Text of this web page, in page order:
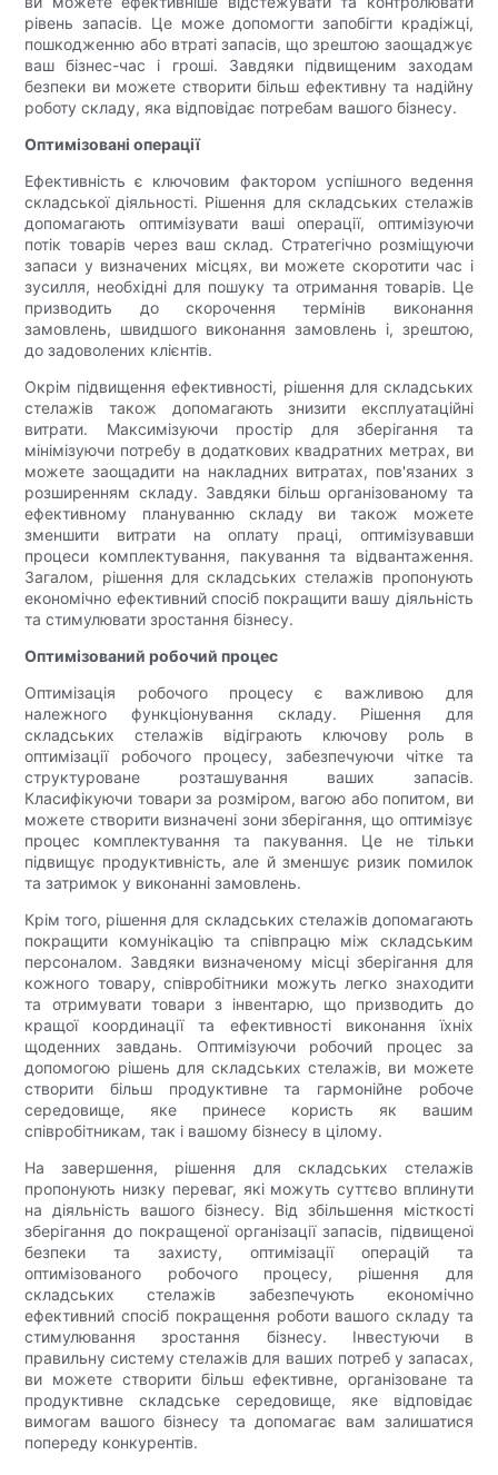
рівень запасів. Це може допомогти запобігти крадіжці,
пошкодженню або втраті запасів, що зрештою заощаджує
ваш бізнес-час і гроші. Завдяки підвищеним заходам
безпеки ви можете створити більш ефективну та надійну
роботу складу, яка відповідає потребам вашого бізнесу.
Оптимізовані операції
Ефективність є ключовим фактором успішного ведення
складської діяльності. Рішення для складських стелажів
допомагають оптимізувати ваші операції, оптимізуючи
потік товарів через ваш склад. Стратегічно розміщуючи
запаси у визначених місцях, ви можете скоротити час і
зусилля, необхідні для пошуку та отримання товарів. Це
призводить до скорочення термінів виконання
замовлень, швидшого виконання замовлень і, зрештою,
до задоволених клієнтів.
Окрім підвищення ефективності, рішення для складських
стелажів також допомагають знизити експлуатаційні
витрати. Максимізуючи простір для зберігання та
мінімізуючи потребу в додаткових квадратних метрах, ви
можете заощадити на накладних витратах, пов'язаних з
розширенням складу. Завдяки більш організованому та
ефективному плануванню складу ви також можете
зменшити витрати на оплату праці, оптимізувавши
процеси комплектування, пакування та відвантаження.
Загалом, рішення для складських стелажів пропонують
економічно ефективний спосіб покращити вашу діяльність
та стимулювати зростання бізнесу.
Оптимізований робочий процес
Оптимізація робочого процесу є важливою для
належного функціонування складу. Рішення для
складських стелажів відіграють ключову роль в
оптимізації робочого процесу, забезпечуючи чітке та
структуроване розташування ваших запасів.
Класифікуючи товари за розміром, вагою або попитом, ви
можете створити визначені зони зберігання, що оптимізує
процес комплектування та пакування. Це не тільки
підвищує продуктивність, але й зменшує ризик помилок
та затримок у виконанні замовлень.
Крім того, рішення для складських стелажів допомагають
покращити комунікацію та співпрацю між складським
персоналом. Завдяки визначеному місці зберігання для
кожного товару, співробітники можуть легко знаходити
та отримувати товари з інвентарю, що призводить до
кращої координації та ефективності виконання їхніх
щоденних завдань. Оптимізуючи робочий процес за
допомогою рішень для складських стелажів, ви можете
створити більш продуктивне та гармонійне робоче
середовище, яке принесе користь як вашим
співробітникам, так і вашому бізнесу в цілому.
На завершення, рішення для складських стелажів
пропонують низку переваг, які можуть суттєво вплинути
на діяльність вашого бізнесу. Від збільшення місткості
зберігання до покращеної організації запасів, підвищеної
безпеки та захисту, оптимізації операцій та
оптимізованого робочого процесу, рішення для
складських стелажів забезпечують економічно
ефективний спосіб покращення роботи вашого складу та
стимулювання зростання бізнесу. Інвестуючи в
правильну систему стелажів для ваших потреб у запасах,
ви можете створити більш ефективне, організоване та
продуктивне складське середовище, яке відповідає
вимогам вашого бізнесу та допомагає вам залишатися
попереду конкурентів.